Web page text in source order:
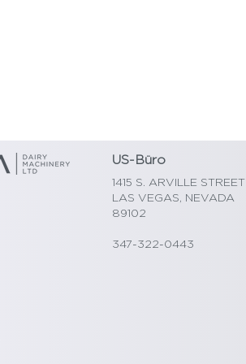
US-Büro
1415 S. ARVILLE STREET
LAS VEGAS, NEVADA
89102
347-322-0443